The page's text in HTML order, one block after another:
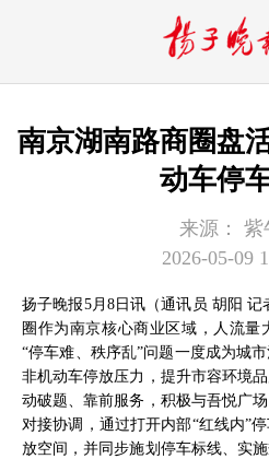
南京湖南路商圈盘
动车停
来源：
紫
2026-05-09
扬子晚报5月8日讯（通讯员 胡阳
圈作为南京核心商业区域，人流量
“停车难、秩序乱”问题一度成为城
非机动车停放压力，提升市容环境
动破题、靠前服务，积极与吾悦广
对接协调，通过打开内部“红线内”
放空间，并同步施划停车标线、实